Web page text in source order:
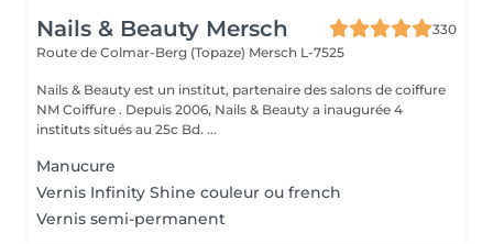
Nails & Beauty Mersch
330
Route de Colmar-Berg (Topaze) Mersch L-7525
Nails & Beauty est un institut, partenaire des salons de coiffure
NM Coiffure . Depuis 2006, Nails & Beauty a inaugurée 4
instituts situés au 25c Bd. ...
Manucure
Vernis Infinity Shine couleur ou french
Vernis semi-permanent